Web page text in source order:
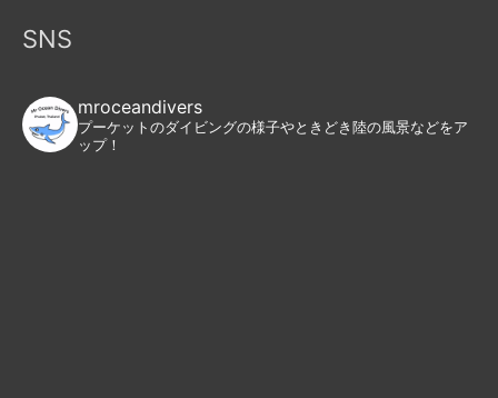
SNS
mroceandivers
プーケットのダイビングの様子やときどき陸の風景などをア
ップ！